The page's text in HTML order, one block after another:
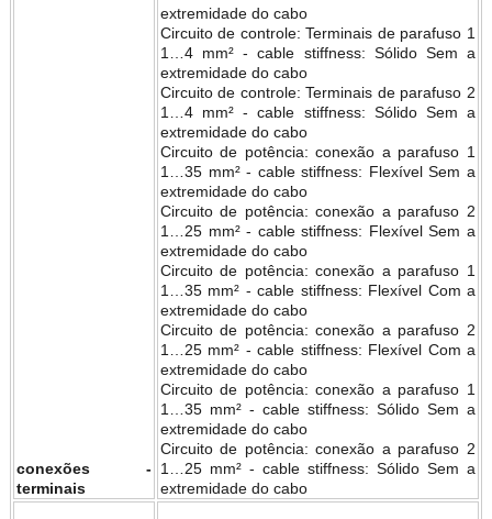
conexões -
terminais
extremidade do cabo
Circuito de controle: Terminais de parafuso 1
1…4 mm² - cable stiffness: Sólido Sem a
extremidade do cabo
Circuito de controle: Terminais de parafuso 2
1…4 mm² - cable stiffness: Sólido Sem a
extremidade do cabo
Circuito de potência: conexão a parafuso 1
1…35 mm² - cable stiffness: Flexível Sem a
extremidade do cabo
Circuito de potência: conexão a parafuso 2
1…25 mm² - cable stiffness: Flexível Sem a
extremidade do cabo
Circuito de potência: conexão a parafuso 1
1…35 mm² - cable stiffness: Flexível Com a
extremidade do cabo
Circuito de potência: conexão a parafuso 2
1…25 mm² - cable stiffness: Flexível Com a
extremidade do cabo
Circuito de potência: conexão a parafuso 1
1…35 mm² - cable stiffness: Sólido Sem a
extremidade do cabo
Circuito de potência: conexão a parafuso 2
1…25 mm² - cable stiffness: Sólido Sem a
extremidade do cabo